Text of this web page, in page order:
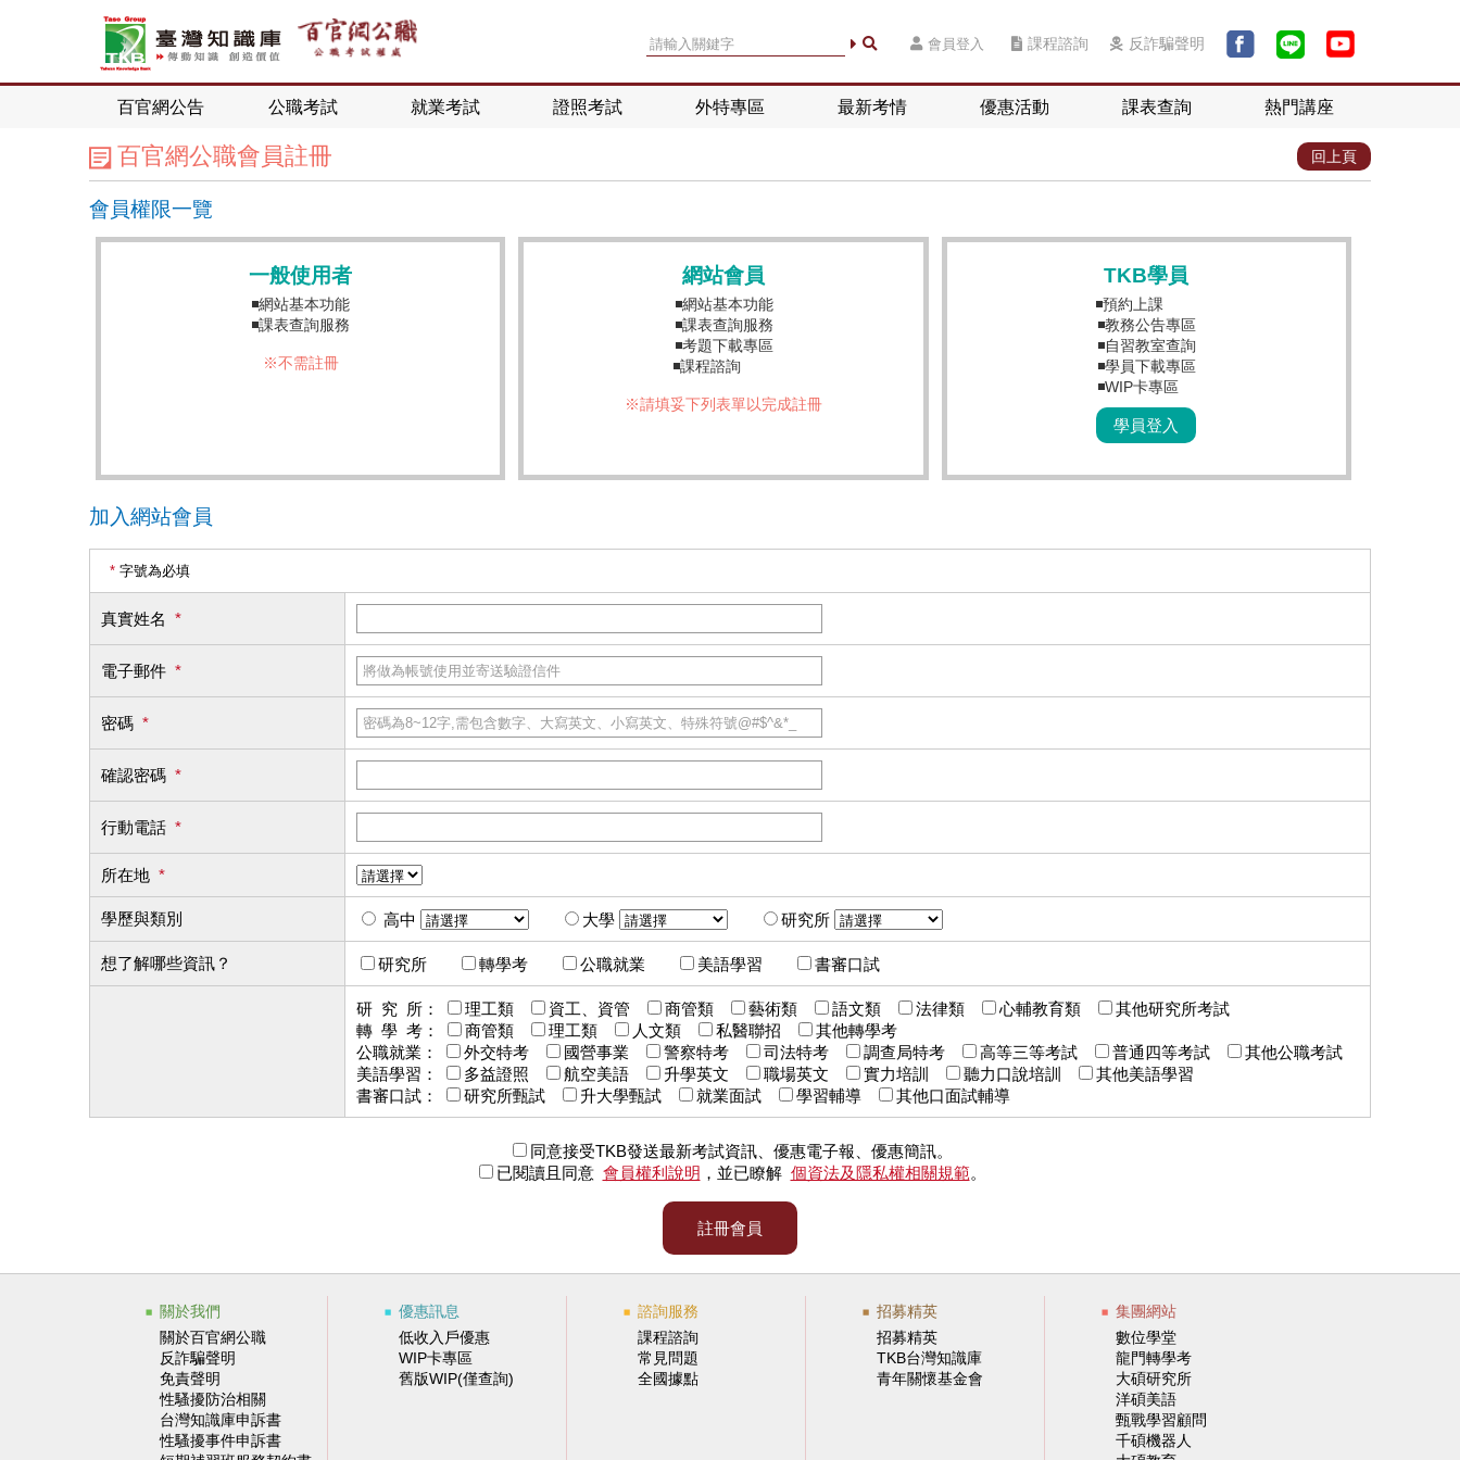
會員登入 課程諮詢 反詐騙聲明
百官網公告 公職考試 就業考試 證照考試 外特專區 最新考情 優惠活動 課表查詢 熱門講座
百官網公職會員註冊 回上頁
會員權限一覽
一般使用者
◾網站基本功能
◾課表查詢服務
※不需註冊
網站會員
◾網站基本功能
◾課表查詢服務
◾考題下載專區
◾課程諮詢
※請填妥下列表單以完成註冊
TKB學員
◾預約上課
◾教務公告專區
◾自習教室查詢
◾學員下載專區
◾WIP卡專區
學員登入
加入網站會員
* 字號為必填
真實姓名 *
電子郵件 *
密碼 *
確認密碼 *
行動電話 *
所在地 *
學歷與類別 高中 大學 研究所
想了解哪些資訊？ 研究所 轉學考 公職就業 美語學習 書審口試
研 究 所： 理工類 資工、資管 商管類 藝術類 語文類 法律類 心輔教育類
其他研究所考試
轉 學 考：
商管類 理工類 人文類 私醫聯招
其他轉學考
公職就業：
外交特考 國營事業 警察特考 司法特考 調查局特考 高等三等考試 普通四等考試
其他公職考試
美語學習：
多益證照 航空美語 升學英文 職場英文 實力培訓 聽力口說培訓
其他美語學習
書審口試：
研究所甄試 升大學甄試 就業面試 學習輔導 其他口面試輔導
同意接受TKB發送最新考試資訊、優惠電子報、優惠簡訊。
已閱讀且同意 會員權利說明 ，並已瞭解 個資法及隱私權相關規範。
註冊會員
關於我們
關於百官網公職
反詐騙聲明
免責聲明
性騷擾防治相關
台灣知識庫申訴書
性騷擾事件申訴書
優惠訊息
低收入戶優惠
WIP卡專區
舊版WIP(僅查詢)
諮詢服務
課程諮詢
常見問題
全國據點
招募精英
招募精英
TKB台灣知識庫
青年關懷基金會
集團網站
數位學堂
龍門轉學考
大碩研究所
洋碩美語
甄戰學習顧問
千碩機器人